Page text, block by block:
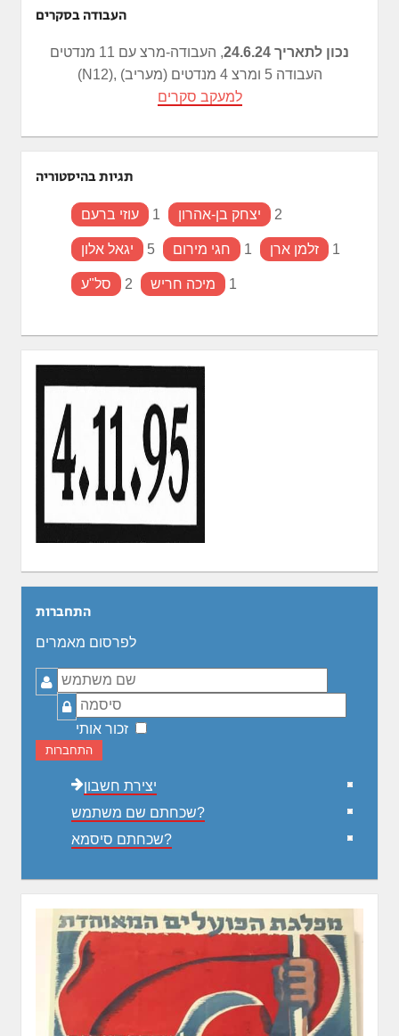
העבודה בסקרים
נכון לתאריך 24.6.24
, העבודה-מרצ עם 11 מנדטים
(N12), העבודה 5 ומרצ 4 מנדטים (מעריב)
למעקב סקרים
תגיות בהיסטוריה
עוזי ברעם 1 יצחק בן-אהרון 2
יגאל אלון 5 חגי מירום 1 זלמן ארן 1
סל"ע 2 מיכה חריש 1
התחברות
לפרסום מאמרים
שם
משתמש
סיסמה
זכור אותי
התחברות
יצירת חשבון
שכחתם שם משתמש?
שכחתם סיסמא?